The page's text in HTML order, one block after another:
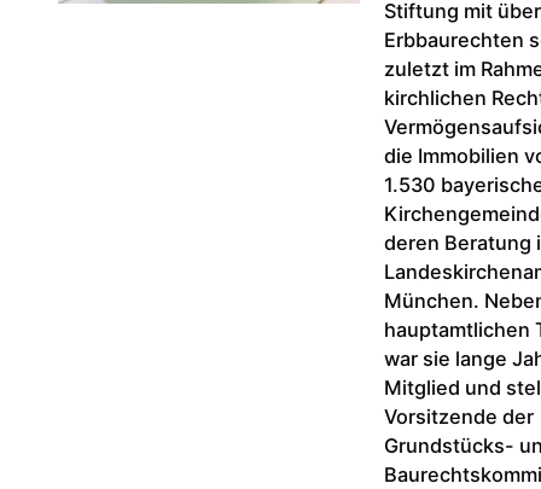
Stiftung mit
Erbbaurechten
zuletzt im
kirchlichen
die Immobilien
1.530
deren Beratung
München.
hauptamtlichen
war sie lange
Mitglied und
Vorsitzende der
Grundstücks-